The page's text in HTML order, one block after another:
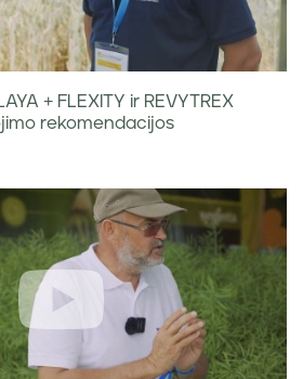
+ FLEXITY ir REVYTREX
rekomendacijos